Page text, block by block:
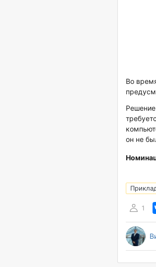
Во
он не
1